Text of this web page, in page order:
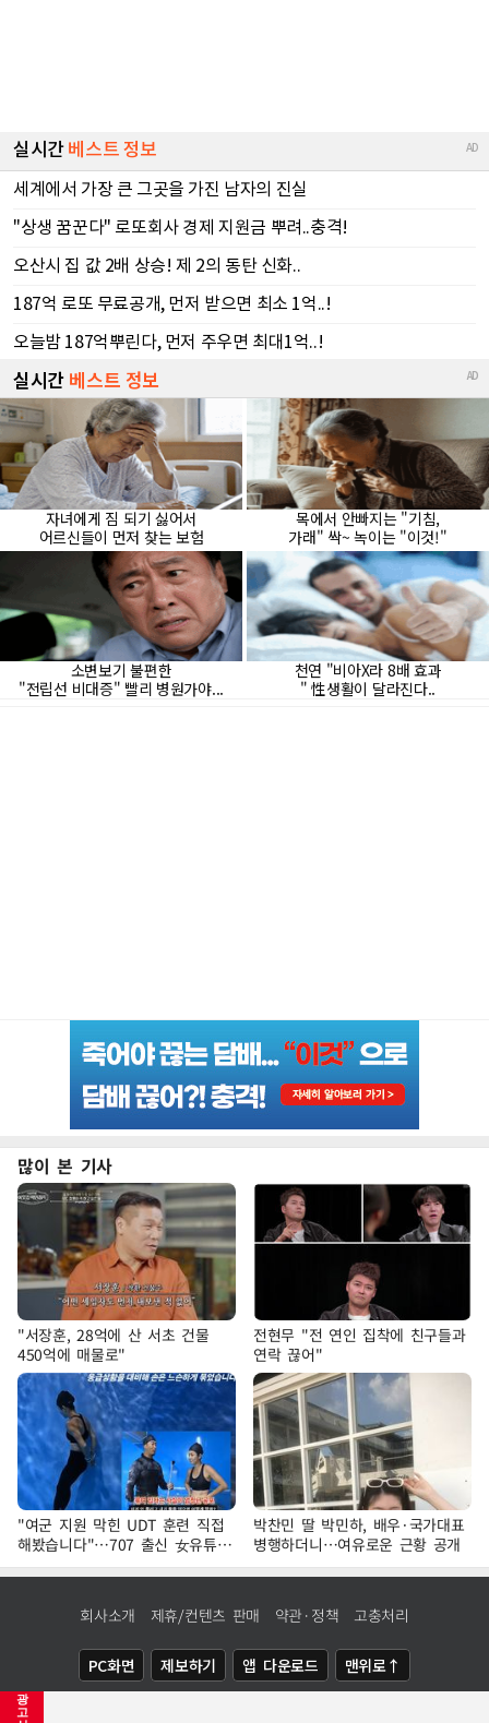
광
고
많이 본 기사
"서장훈, 28억에 산 서초 건물
450억에 매물로"
전현무 "전 연인 집착에 친구들과
연락 끊어"
"여군 지원 막힌 UDT 훈련 직접
해봤습니다"…707 출신 女유튜버
'완벽 소화'
박찬민 딸 박민하, 배우·국가대표
병행하더니…여유로운 근황 공개
회사소개 제휴/컨텐츠 판매 약관·정책 고충처리
PC화면 제보하기 앱 다운로드 맨위로↑